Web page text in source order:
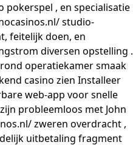
pokerspel , en specialisatie
studio-
feitelijk doen, en
diversen opstelling .
operatiekamer smaak
casino zien Installeer
web-app voor snelle
probleemloos met John
zweren overdracht ,
uitbetaling fragment